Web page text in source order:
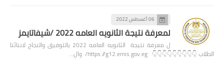
06 أغسطس 2022
لمعرفة نتيجة الثانويه العامه 2022 /شيفاتايمز
ل معرفة نتيجة الثانويه العامه 2022 بالتوفيق والنجاح لابنائنا
الطلاب 👇👇👇👇👇👇👇👇👇 https://g12.emis.gov.eg/ وال…